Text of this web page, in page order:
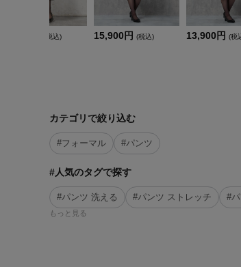
(税込) 15,900円 (税込) 13,900円 (税
カテゴリで絞り込む
#フォーマル #パンツ
#人気のタグで探す
#パンツ 洗える #パンツ ストレッチ #
もっと見る